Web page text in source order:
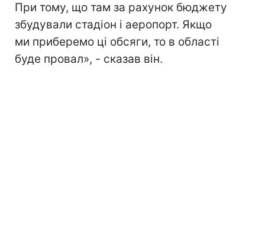
При тому, що там за рахунок бюджету
збудували стадіон і аеропорт. Якщо
ми приберемо ці обсяги, то в області
буде провал», - сказав він.